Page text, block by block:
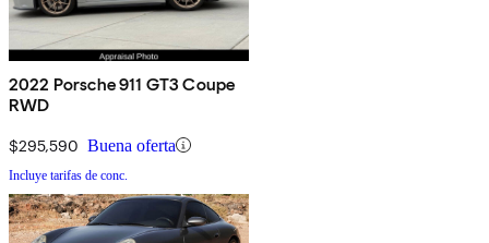
2022 Porsche 911 GT3 Coupe
RWD
$295,590 Buena oferta
Incluye tarifas de conc.